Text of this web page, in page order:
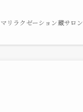
リラクゼーション蔵サロン